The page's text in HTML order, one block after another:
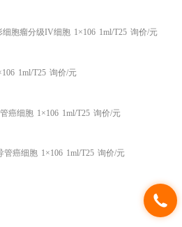
细胞瘤分级IV细胞 1×106 1ml/T25 询价/元
1ml/T25 询价/元
癌细胞 1×106 1ml/T25 询价/元
管癌细胞 1×106 1ml/T25 询价/元